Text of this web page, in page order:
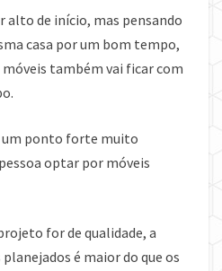
alto de início, mas pensando
casa por um bom tempo,
também vai ficar com
um ponto forte muito
optar por móveis
for de qualidade, a
é maior do que os